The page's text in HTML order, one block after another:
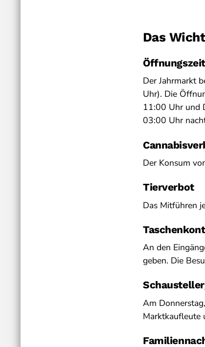
Das
Der Jahrmarkt
Uhr). Die
11:00 Uhr und
03:00 Uhr
Der Konsum
Tierverbot
Das Mitführen
An den
geben. Die
Am
Marktkaufleute